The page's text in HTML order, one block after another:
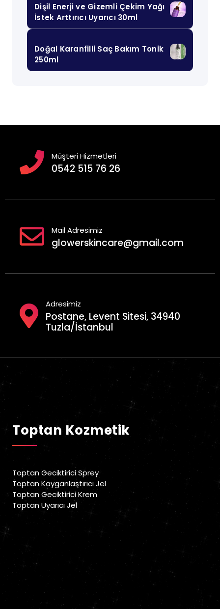
Dişil Enerji ve Gizemli Çekim Yağı
İstek Arttırıcı Uyarıcı 30ml
Doğal Karanfilli Saç Bakım Tonik
250ml
Müşteri Hizmetleri
0542 515 76 26
Mail Adresimiz
glowerskincare@gmail.com
Adresimiz
Postane, Levent Sitesi, 34940
Tuzla/İstanbul
Toptan Kozmetik
Toptan Geciktirici Sprey
Toptan Kayganlaştırıcı Jel
Toptan Geciktirici Krem
Toptan Uyarıcı Jel